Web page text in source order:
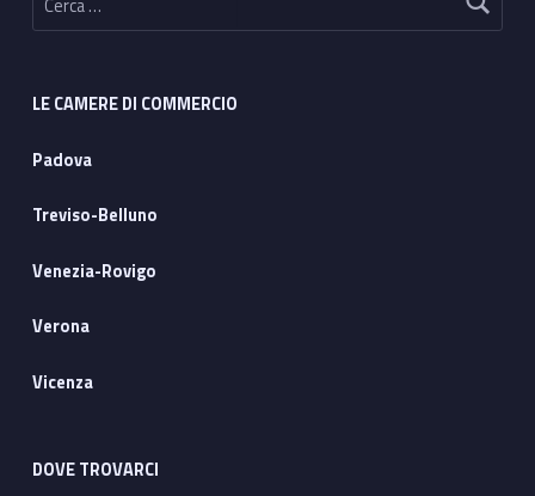
LE CAMERE DI COMMERCIO
Padova
Treviso-Belluno
Venezia-Rovigo
Verona
Vicenza
DOVE TROVARCI